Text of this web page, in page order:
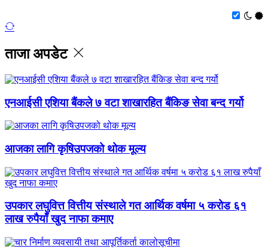
ताजा अपडेट
एनआईसी एशिया बैंकले ७ वटा शाखारहित बैंकिङ सेवा बन्द गर्यो
आजका लागि कृषिउपजको थोक मूल्य
उपकार लघुवित्त वित्तीय संस्थाले गत आर्थिक वर्षमा ५ करोड ६१
लाख रुपैयाँ खुद नाफा कमाए